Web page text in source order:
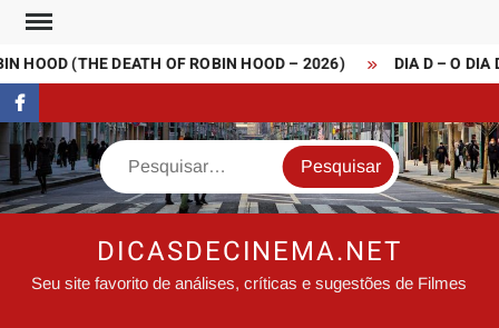
Skip
content
HOOD (THE DEATH OF ROBIN HOOD – 2026) DIA D – O DIA
FaceBook
Search
DICASDECINEMA.NET
Seu site favorito de análises, críticas e sugestões de Filmes